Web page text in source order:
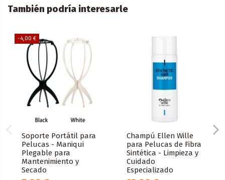
También podría interesarle
-4,00 €
Soporte Portátil para
Pelucas - Maniqui
Plegable para
Mantenimiento y
Secado
Champú Ellen Wille
para Pelucas de Fibra
Sintética - Limpieza y
Cuidado
Especializado